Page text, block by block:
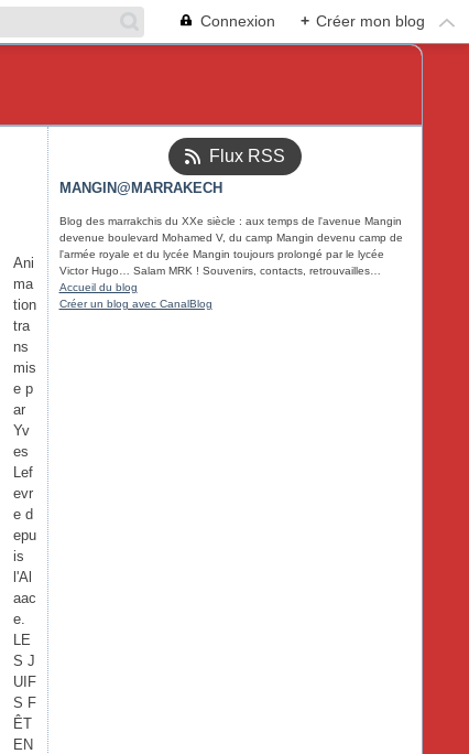
Connexion + Créer mon blog
Ani
ma
tion
tra
ns
mis
e p
ar
Yv
es
Lef
evr
e d
epu
is
l'Al
aac
e.
LE
S J
UIF
S F
ÊT
EN
Flux RSS
MANGIN@MARRAKECH
Blog des marrakchis du XXe siècle : aux temps de l'avenue Mangin
devenue boulevard Mohamed V, du camp Mangin devenu camp de
l'armée royale et du lycée Mangin toujours prolongé par le lycée
Victor Hugo… Salam MRK ! Souvenirs, contacts, retrouvailles…
Accueil du blog
Créer un blog avec CanalBlog